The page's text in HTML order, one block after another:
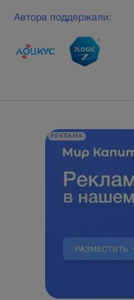
Автора поддержали:
РЕКЛАМА